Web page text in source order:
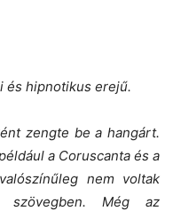
és hipnotikus erejű.
zengte be a hangárt.
a Coruscanta és a
nem voltak
szövegben. Még az